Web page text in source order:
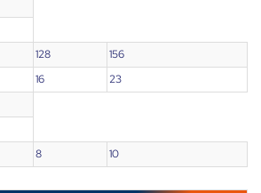
128
156
16 23
8 10